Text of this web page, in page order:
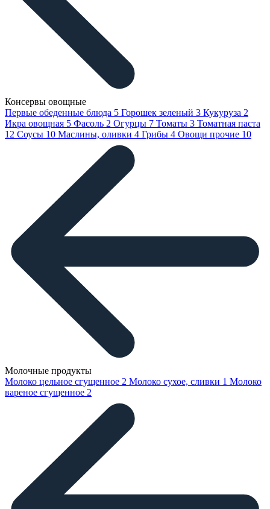
Консервы овощные
Первые обеденные блюда 5 Горошек зеленый 3 Кукуруза 2
Икра овощная 5 Фасоль 2 Огурцы 7 Томаты 3 Томатная паста
12 Соусы 10 Маслины, оливки 4 Грибы 4 Овощи прочие 10
Молочные продукты
Молоко цельное сгущенное 2 Молоко сухое, сливки 1 Молоко
вареное сгущенное 2